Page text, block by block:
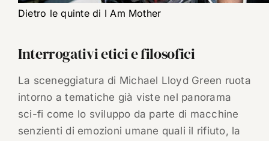
Dietro le quinte di I Am Mother
Interrogativi etici e filosofici
La sceneggiatura di Michael Lloyd Green ruota
intorno a tematiche già viste nel panorama
sci-fi come lo sviluppo da parte di macchine
senzienti di emozioni umane quali il rifiuto, la